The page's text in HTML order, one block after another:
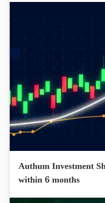
Authum Investment
within 6 months